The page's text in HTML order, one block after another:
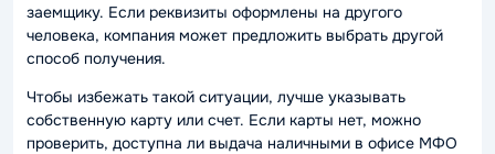
заемщику. Если реквизиты оформлены на другого
человека, компания может предложить выбрать другой
способ получения.
Чтобы избежать такой ситуации, лучше указывать
собственную карту или счет. Если карты нет, можно
проверить, доступна ли выдача наличными в офисе МФО